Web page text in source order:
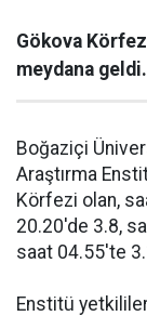
Gökova
meydana geldi.
Boğaziçi
Araştırma
Körfezi olan,
20.20'de 3.8,
saat 04.55'te
Enstitü